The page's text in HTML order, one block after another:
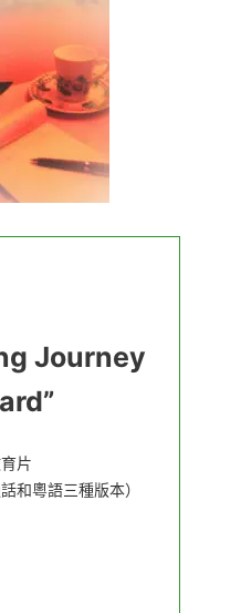
Journey
片
和粵語三種版本）